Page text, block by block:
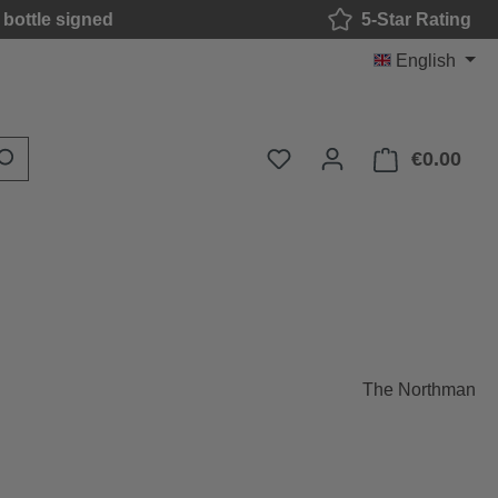
signed 5-Star Rating
English
You have 0 wishlist
€0.00
The Northman